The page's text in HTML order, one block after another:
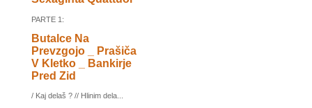
PARTE 1:
Butalce Na
Prevzgojo _ Prašiča
V Kletko _ Bankirje
Pred Zid
/ Kaj delaš ? // Hlinim dela...